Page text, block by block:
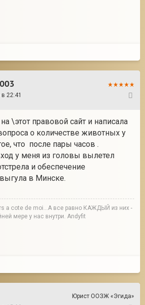
22:41
\этот правовой сайт и написала
о количестве животных у
что после пары часов .
у меня из головы вылетел
и обеспечение
в Минске.
a cote de moi...А все равно КАЖДЫЙ из них -
мере у нас внутри. Andyfit
Юрист ООЗЖ «Эгида»